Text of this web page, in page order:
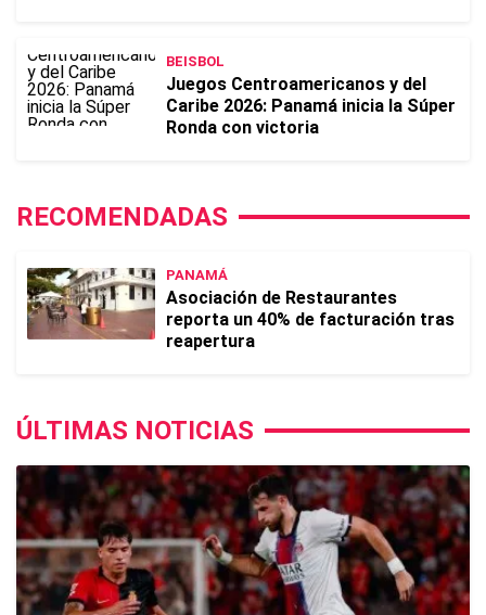
BEISBOL
Juegos Centroamericanos y del
Caribe 2026: Panamá inicia la Súper
Ronda con victoria
RECOMENDADAS
PANAMÁ
Asociación de Restaurantes
reporta un 40% de facturación tras
reapertura
ÚLTIMAS NOTICIAS